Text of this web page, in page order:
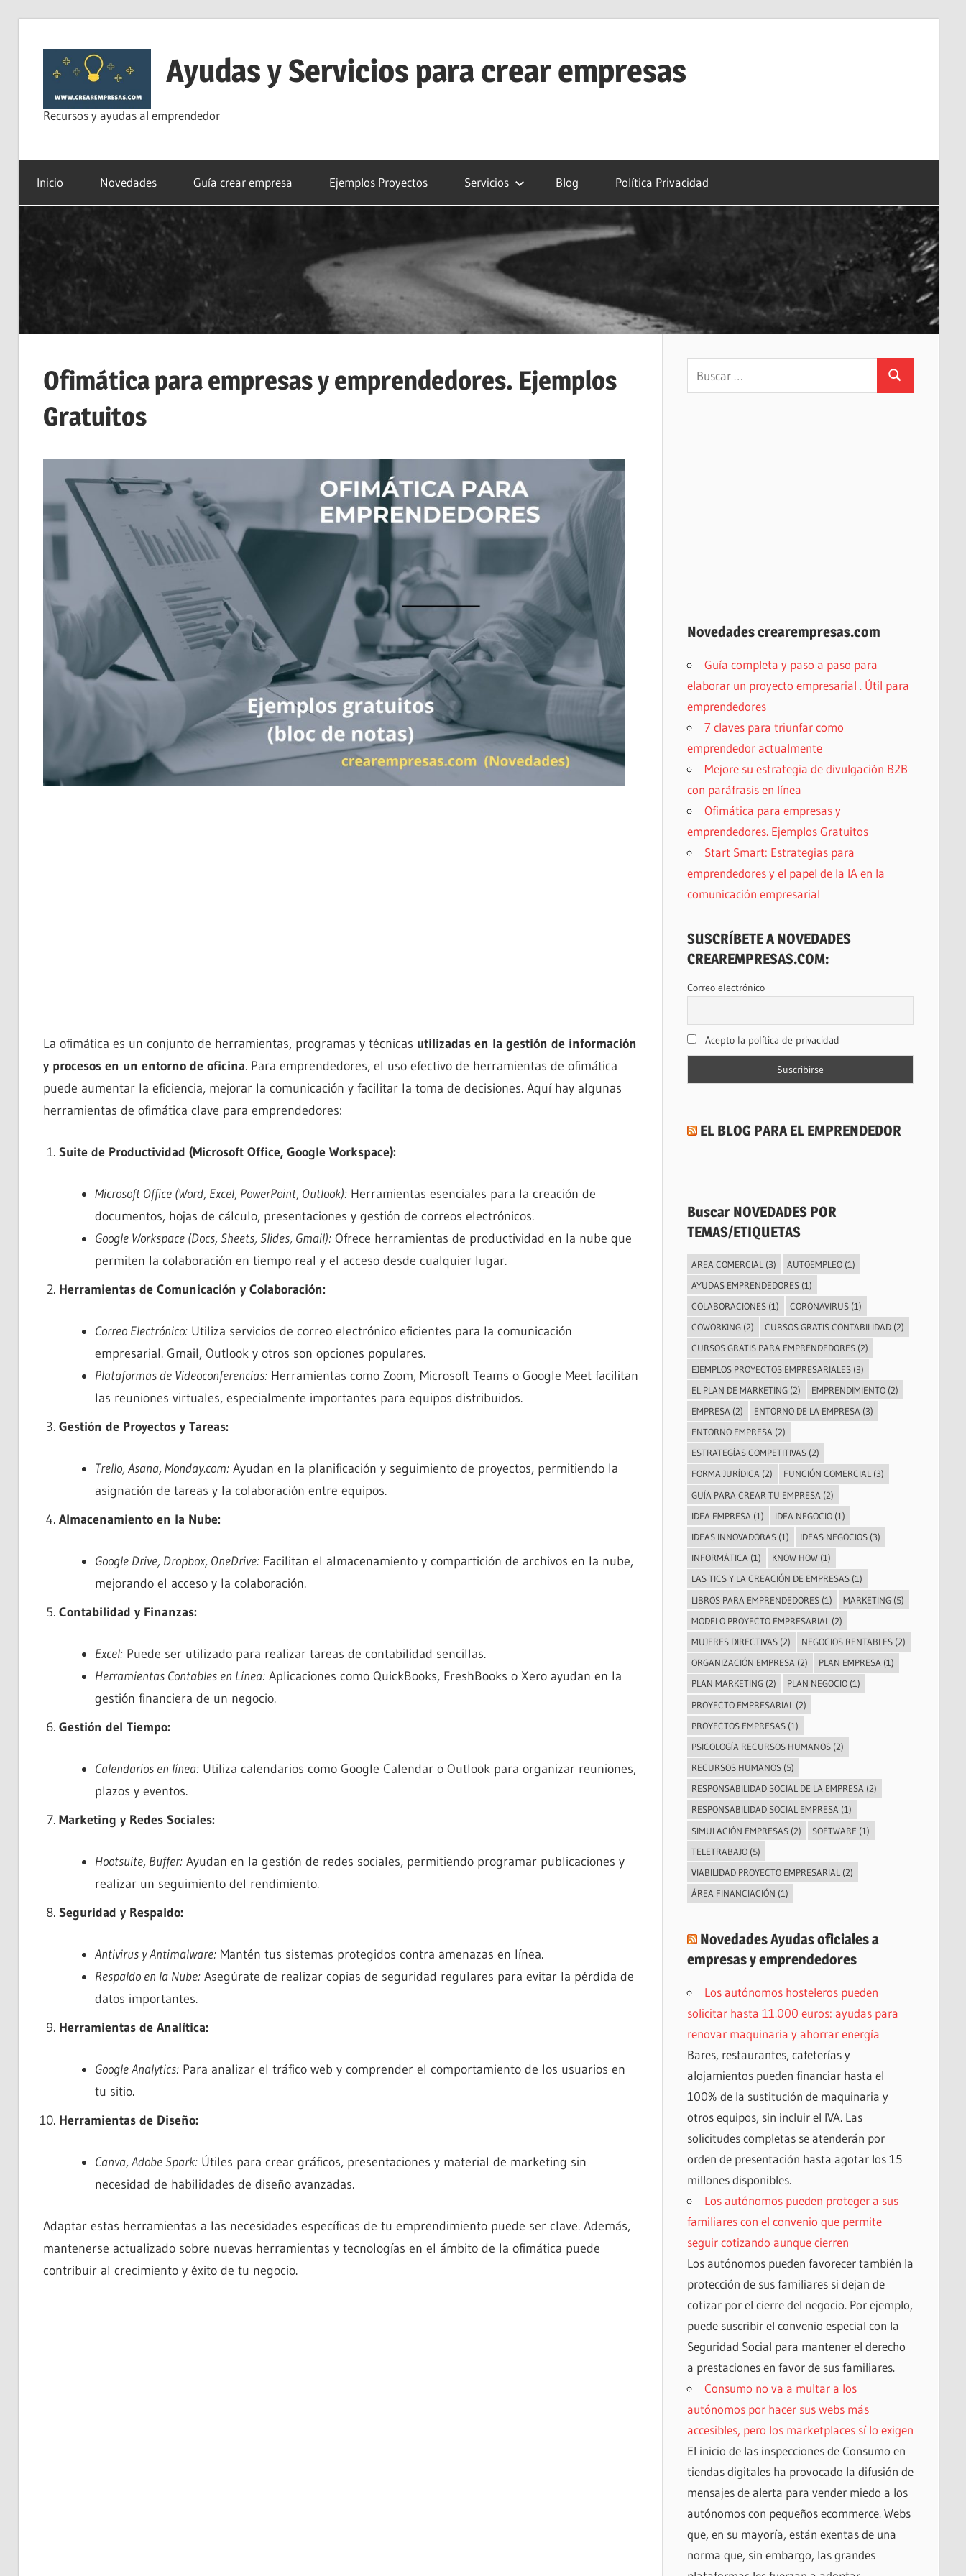
contenido
Ayudas y Servicios para crear empresas
Recursos y ayudas al emprendedor
Inicio Novedades Guía crear empresa Ejemplos Proyectos Servicios Blog Política Privacidad
Ofimática para empresas y emprendedores. Ejemplos
Gratuitos
La ofimática es un conjunto de herramientas, programas y técnicas utilizadas en la gestión de información
y procesos en un entorno de oficina. Para emprendedores, el uso efectivo de herramientas de ofimática
puede aumentar la eficiencia, mejorar la comunicación y facilitar la toma de decisiones. Aquí hay algunas
herramientas de ofimática clave para emprendedores:
Suite de Productividad (Microsoft Office, Google Workspace):
Microsoft Office (Word, Excel, PowerPoint, Outlook):Herramientas esenciales para la creación de
documentos, hojas de cálculo, presentaciones y gestión de correos electrónicos.
Google Workspace (Docs, Sheets, Slides, Gmail):Ofrece herramientas de productividad en la nube que
permiten la colaboración en tiempo real y el acceso desde cualquier lugar.
Herramientas de Comunicación y Colaboración:
Correo Electrónico:Utiliza servicios de correo electrónico eficientes para la comunicación
empresarial. Gmail, Outlook y otros son opciones populares.
Plataformas de Videoconferencias:Herramientas como Zoom, Microsoft Teams o Google Meet facilitan
las reuniones virtuales, especialmente importantes para equipos distribuidos.
Gestión de Proyectos y Tareas:
Trello, Asana, Monday.com:Ayudan en la planificación y seguimiento de proyectos, permitiendo la
asignación de tareas y la colaboración entre equipos.
Almacenamiento en la Nube:
Google Drive, Dropbox, OneDrive:Facilitan el almacenamiento y compartición de archivos en la nube,
mejorando el acceso y la colaboración.
Contabilidad y Finanzas:
Excel:Puede ser utilizado para realizar tareas de contabilidad sencillas.
Herramientas Contables en Línea:Aplicaciones como QuickBooks, FreshBooks o Xero ayudan en la
gestión financiera de un negocio.
Gestión del Tiempo:
Calendarios en línea:Utiliza calendarios como Google Calendar o Outlook para organizar reuniones,
plazos y eventos.
Marketing y Redes Sociales:
Hootsuite, Buffer:Ayudan en la gestión de redes sociales, permitiendo programar publicaciones y
realizar un seguimiento del rendimiento.
Seguridad y Respaldo:
Antivirus y Antimalware:Mantén tus sistemas protegidos contra amenazas en línea.
Respaldo en la Nube:Asegúrate de realizar copias de seguridad regulares para evitar la pérdida de
datos importantes.
Herramientas de Analítica:
Google Analytics:Para analizar el tráfico web y comprender el comportamiento de los usuarios en
tu sitio.
Herramientas de Diseño:
Canva, Adobe Spark:Útiles para crear gráficos, presentaciones y material de marketing sin
necesidad de habilidades de diseño avanzadas.
Adaptar estas herramientas a las necesidades específicas de tu emprendimiento puede ser clave. Además,
mantenerse actualizado sobre nuevas herramientas y tecnologías en el ámbito de la ofimática puede
contribuir al crecimiento y éxito de tu negocio.
Buscar
Novedades crearempresas.com
Guía completa y paso a paso para
elaborar un proyecto empresarial . Útil para
emprendedores
7 claves para triunfar como
emprendedor actualmente
Mejore su estrategia de divulgación B2B
con paráfrasis en línea
Ofimática para empresas y
emprendedores. Ejemplos Gratuitos
Start Smart: Estrategias para
emprendedores y el papel de la IA en la
comunicación empresarial
SUSCRÍBETE A NOVEDADES
CREAREMPRESAS.COM:
Correo electrónico
Acepto la política de privacidad
EL BLOG PARA EL EMPRENDEDOR
Buscar NOVEDADES POR
TEMAS/ETIQUETAS
AREA COMERCIAL (3) AUTOEMPLEO (1)
AYUDAS EMPRENDEDORES (1)
COLABORACIONES (1) CORONAVIRUS (1)
COWORKING (2) CURSOS GRATIS CONTABILIDAD (2)
CURSOS GRATIS PARA EMPRENDEDORES (2)
EJEMPLOS PROYECTOS EMPRESARIALES (3)
EL PLAN DE MARKETING (2) EMPRENDIMIENTO (2)
EMPRESA (2) ENTORNO DE LA EMPRESA (3)
ENTORNO EMPRESA (2)
ESTRATEGÍAS COMPETITIVAS (2)
FORMA JURÍDICA (2) FUNCIÓN COMERCIAL (3)
GUÍA PARA CREAR TU EMPRESA (2)
IDEA EMPRESA (1) IDEA NEGOCIO (1)
IDEAS INNOVADORAS (1) IDEAS NEGOCIOS (3)
INFORMÁTICA (1) KNOW HOW (1)
LAS TICS Y LA CREACIÓN DE EMPRESAS (1)
LIBROS PARA EMPRENDEDORES (1) MARKETING (5)
MODELO PROYECTO EMPRESARIAL (2)
MUJERES DIRECTIVAS (2) NEGOCIOS RENTABLES (2)
ORGANIZACIÓN EMPRESA (2) PLAN EMPRESA (1)
PLAN MARKETING (2) PLAN NEGOCIO (1)
PROYECTO EMPRESARIAL (2)
PROYECTOS EMPRESAS (1)
PSICOLOGÍA RECURSOS HUMANOS (2)
RECURSOS HUMANOS (5)
RESPONSABILIDAD SOCIAL DE LA EMPRESA (2)
RESPONSABILIDAD SOCIAL EMPRESA (1)
SIMULACIÓN EMPRESAS (2) SOFTWARE (1)
TELETRABAJO (5)
VIABILIDAD PROYECTO EMPRESARIAL (2)
ÁREA FINANCIACIÓN (1)
Novedades Ayudas oficiales a
empresas y emprendedores
Los autónomos hosteleros pueden
solicitar hasta 11.000 euros: ayudas para
renovar maquinaria y ahorrar energía
Bares, restaurantes, cafeterías y
alojamientos pueden financiar hasta el
100% de la sustitución de maquinaria y
otros equipos, sin incluir el IVA. Las
solicitudes completas se atenderán por
orden de presentación hasta agotar los 15
millones disponibles.
Los autónomos pueden proteger a sus
familiares con el convenio que permite
seguir cotizando aunque cierren
Los autónomos pueden favorecer también la
protección de sus familiares si dejan de
cotizar por el cierre del negocio. Por ejemplo,
puede suscribir el convenio especial con la
Seguridad Social para mantener el derecho
a prestaciones en favor de sus familiares.
Consumo no va a multar a los
autónomos por hacer sus webs más
accesibles, pero los marketplaces sí lo exigen
El inicio de las inspecciones de Consumo en
tiendas digitales ha provocado la difusión de
mensajes de alerta para vender miedo a los
autónomos con pequeños ecommerce. Webs
que, en su mayoría, están exentas de una
norma que, sin embargo, las grandes